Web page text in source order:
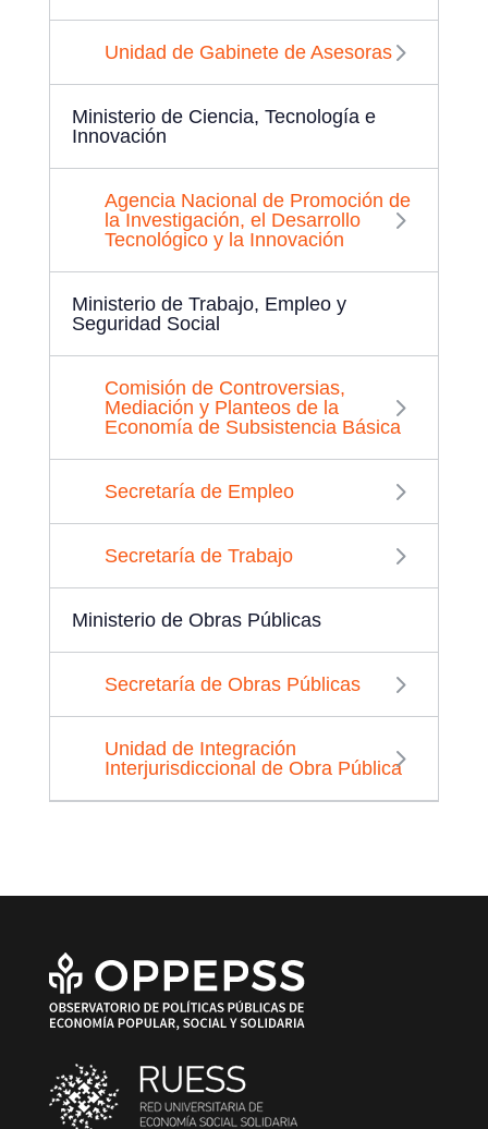
Unidad de Gabinete de Asesoras
Ministerio de Ciencia, Tecnología e
Innovación
Agencia Nacional de Promoción de
la Investigación, el Desarrollo
Tecnológico y la Innovación
Ministerio de Trabajo, Empleo y
Seguridad Social
Comisión de Controversias,
Mediación y Planteos de la
Economía de Subsistencia Básica
Secretaría de Empleo
Secretaría de Trabajo
Ministerio de Obras Públicas
Secretaría de Obras Públicas
Unidad de Integración
Interjurisdiccional de Obra Pública